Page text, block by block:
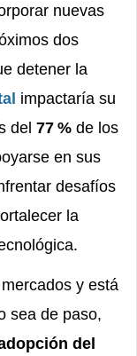
nuevas
ximos dos
detener la
impactaría su
del 77 % de los
en sus
desafíos
la
ógica.
y está
sea de paso,
del